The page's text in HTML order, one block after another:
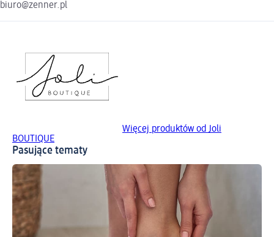
biuro@zenner.pl
Więcej produktów od Joli
BOUTIQUE
Pasujące tematy